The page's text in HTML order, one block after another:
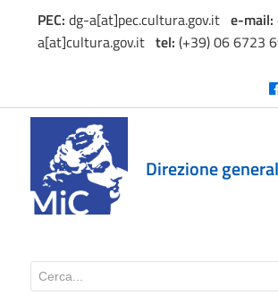
PEC: dg-a[at]pec.cultura.gov.ite-mail:
a[at]cultura.gov.ittel: (+39) 06 6723
Direzione